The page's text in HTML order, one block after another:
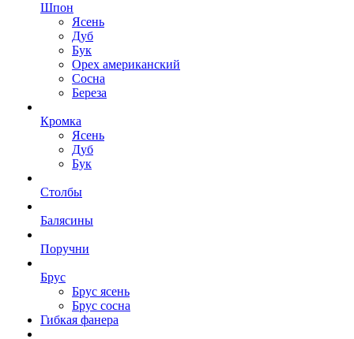
Шпон
Ясень
Дуб
Бук
Орех американский
Сосна
Береза
Кромка
Ясень
Дуб
Бук
Столбы
Балясины
Поручни
Брус
Брус ясень
Брус сосна
Гибкая фанера